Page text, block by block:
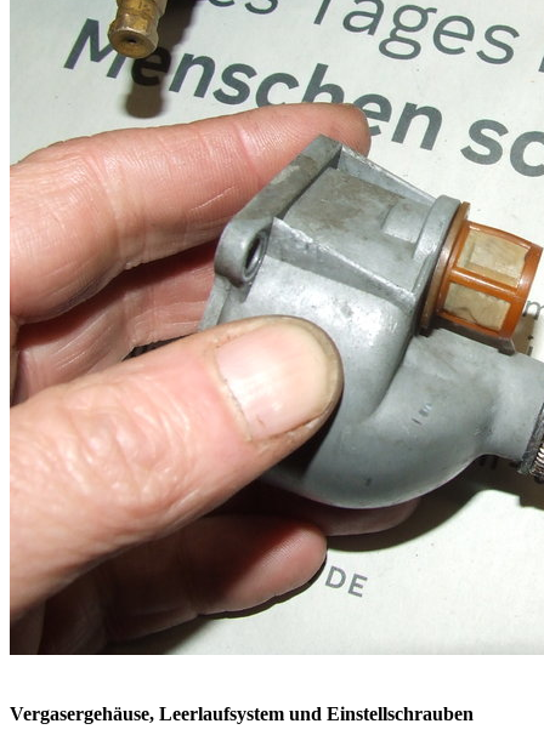
Vergasergehäuse, Leerlaufsystem und Einstellschrauben